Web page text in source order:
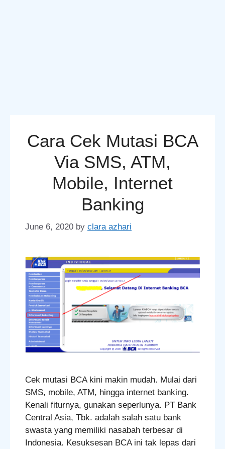
Cara Cek Mutasi BCA
Via SMS, ATM,
Mobile, Internet
Banking
June 6, 2020 by clara azhari
Cek mutasi BCA kini makin mudah. Mulai dari
SMS, mobile, ATM, hingga internet banking.
Kenali fiturnya, gunakan seperlunya. PT Bank
Central Asia, Tbk. adalah salah satu bank
swasta yang memiliki nasabah terbesar di
Indonesia. Kesuksesan BCA ini tak lepas dari